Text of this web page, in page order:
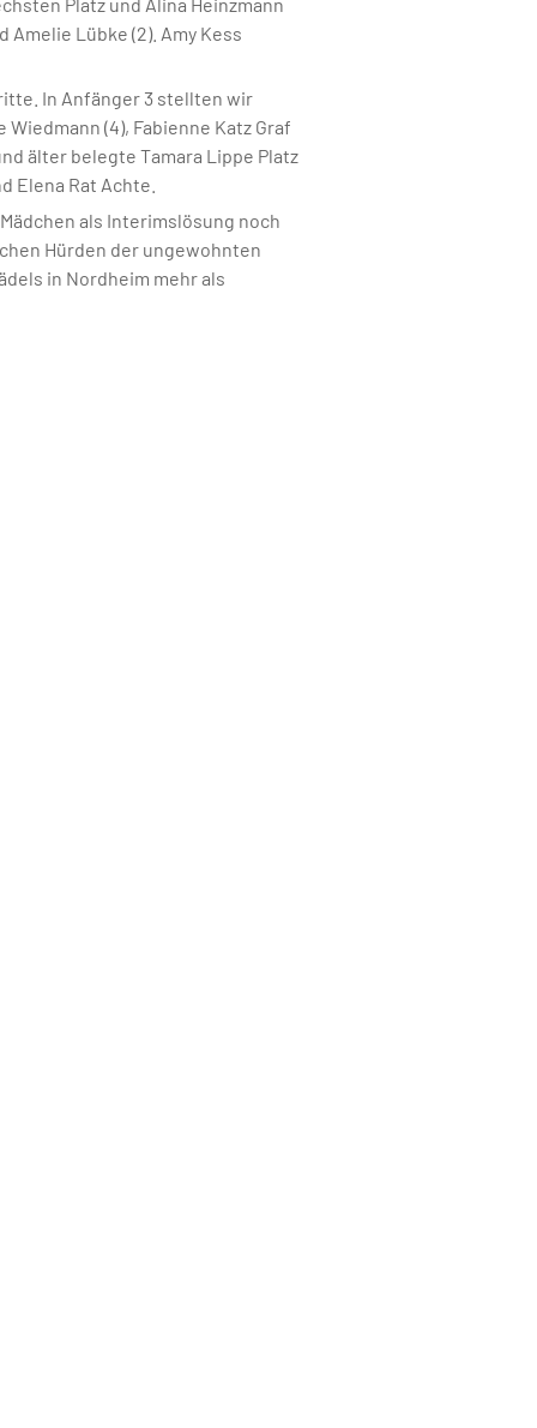
Amelie Lübke (2). Amy Kess
In Anfänger 3 stellten wir
(4), Fabienne Katz Graf
älter belegte Tamara Lippe Platz
Elena Rat Achte.
als Interimslösung noch
Hürden der ungewohnten
in Nordheim mehr als